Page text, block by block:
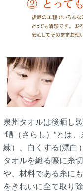
泉州タオルは後晒し
“晒（さらし）”とは
練）、白くする(漂白
タオルを織る際に糸
や、材料である糸に
をきれいに全て取り